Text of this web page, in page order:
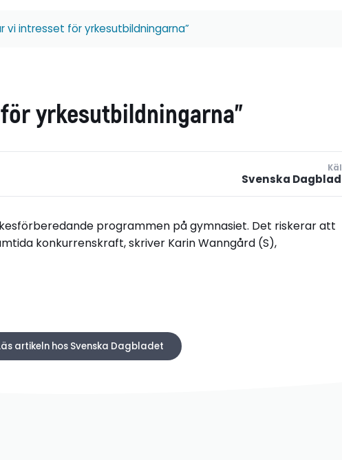
vi intresset för yrkesutbildningarna”
yrkesutbildningarna”
Svenska
programmen på gymnasiet. Det riskerar att
konkurrenskraft, skriver Karin Wanngård (S),
artikeln hos Svenska Dagbladet